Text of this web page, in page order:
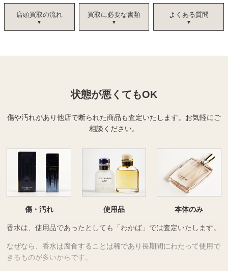
店頭買取の流れ 買取に必要な書類 よくある質問
状態が悪くてもOK
傷や汚れがあり他店で断られた商品も査定いたします。 お気軽にご
相談ください。
傷・汚れ 使用品 本体のみ
香水は、使用品であったとしても「わかば」では査定いたします。
なぜなら、香水は腐食することは稀であり長期間にわたって使用で
きるものが多いからです。